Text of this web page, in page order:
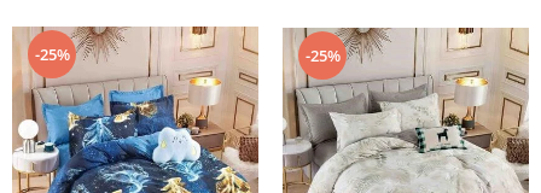
-25% -25%